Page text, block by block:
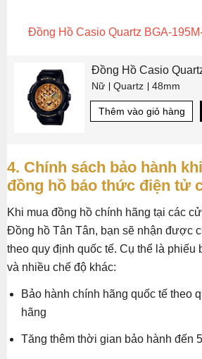
Đồng Hồ Casio Quartz BGA-
Đồng Hồ Casio
Nữ Quartz 48mm
Thêm vào giỏ hàng
4. Chính sách bảo hành
đồng hồ báo thức điện tử
Khi mua đồng hồ chính hãng tại các
Đồng hồ Tân Tân, bạn sẽ nhận được
theo quy định quốc tế. Cụ thể là phiếu
và nhiều chế độ khác:
Bảo hành chính hãng quốc tế theo
hãng
Tăng thêm thời gian bảo hành đến